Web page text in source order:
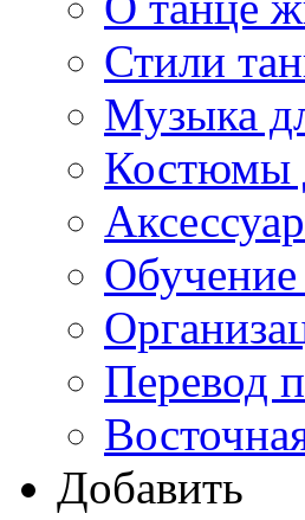
Стили
Музыка
Костюмы
Перевод
Добавить